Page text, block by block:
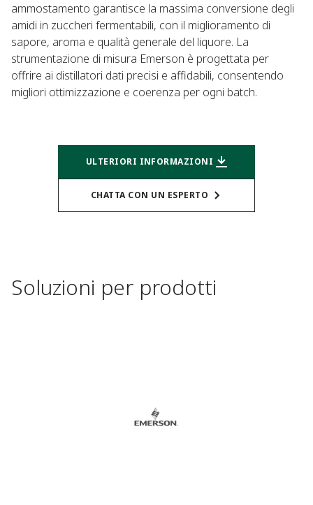
ammostamento garantisce la massima conversione degli
amidi in zuccheri fermentabili, con il miglioramento di
sapore, aroma e qualità generale del liquore. La
strumentazione di misura Emerson è progettata per
offrire ai distillatori dati precisi e affidabili, consentendo
migliori ottimizzazione e coerenza per ogni batch.
ULTERIORI INFORMAZIONI
CHATTA CON UN ESPERTO
Soluzioni per prodotti